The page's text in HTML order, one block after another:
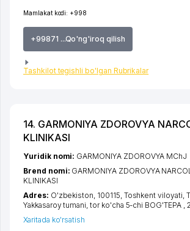
Mamlakat kodi: +998
+99871 ...Qo'ng'iroq qilish
Tashkilot tegishli bo'lgan Rubrikalar
14. GARMONIYA ZDOROVYA
KLINIKASI
Yuridik nomi: GARMONIYA ZDOROVYA MChJ
Brend nomi: GARMONIYA ZDOROVYA
KLINIKASI
Adres: O'zbekiston, 100115, Toshkent viloyati
Yakkasaroy tumani ,tor ko'cha 5-chi BOG'TEPA ,
Xaritada ko'rsatish